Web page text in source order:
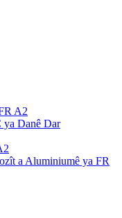
A2
ya Danê Dar
a Aluminiumê ya FR